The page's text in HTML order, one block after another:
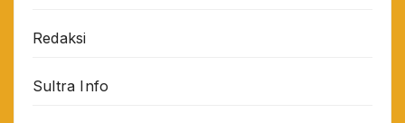
Redaksi
Sultra Info